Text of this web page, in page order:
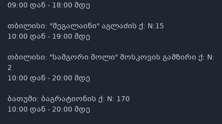
09:00 დან - 18:00 მდე
თბილისი: "მეგალაინი" აგლაძის ქ: N:15
10:00 დან - 19:00 მდე
თბილისი: "სამგორი მოლი" მოსკოვის გამზირი ქ: N:
2
10:00 დან - 20:00 მდე
ბათუმი: ბაგრატიონის ქ: N: 170
10:00 დან - 20:00 მდე